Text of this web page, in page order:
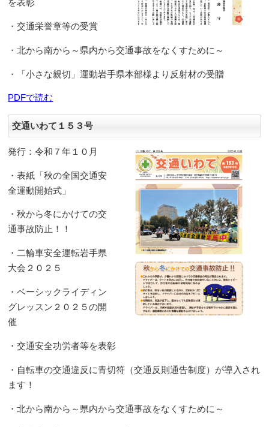
を表彰
・交通栄誉章等の受賞
・北から南から～県内から交通事故をなくすために～
・「小さな親切」運動岩手県本部様より反射材の受贈
PDFで読む
交通いわて１５３号
発行：令和７年１０月
・表紙「秋の全国交通安
全運動開始式」
・秋から冬にかけての交
通事故防止！！
・二輪車安全運転岩手県
大会２０２５
・ベーシックライディン
グレッスン２０２５の開
催
・交通安全功労者等を表彰
・自転車の交通違反に青切符（交通反則通告制度）が導入され
ます！
・北から南から～県内から交通事故をなくすために～